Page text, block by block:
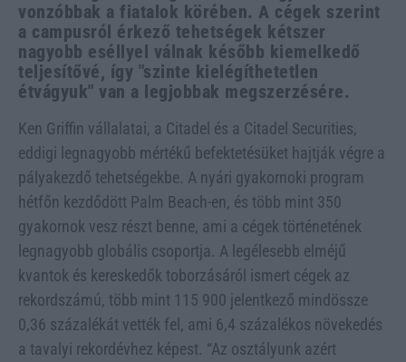
vonzóbbak a fiatalok körében. A cégek szerint
a campusról érkező tehetségek kétszer
nagyobb eséllyel válnak később kiemelkedő
teljesítővé, így "szinte kielégíthetetlen
étvágyuk" van a legjobbak megszerzésére.
Ken Griffin vállalatai, a Citadel és a Citadel Securities,
eddigi legnagyobb mértékű befektetésüket hajtják végre a
pályakezdő tehetségekbe. A nyári gyakornoki program
hétfőn kezdődött Palm Beach-en, és több mint 350
gyakornok vesz részt benne, ami a cégek történetének
legnagyobb globális csoportja. A legélesebb elméjű
kvantok és kereskedők toborzásáról ismert cégek az
rekordszámú, több mint 115 900 jelentkező mindössze
0,36 százalékát vették fel, ami 6,4 százalékos növekedés
a tavalyi rekordévhez képest. “Az osztályunk azért